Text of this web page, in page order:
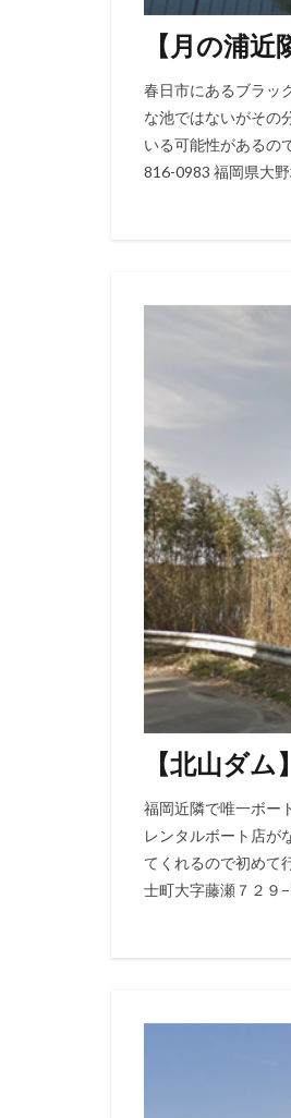
【月の浦
春日市にあるブラッ
な池ではないがその
いる可能性があるの
816-0983 福岡県大
【北山ダ
福岡近隣で唯一ボー
レンタルボート店が
てくれるので初めて
士町大字藤瀬７２９